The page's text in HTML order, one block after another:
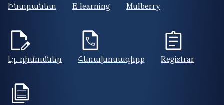
Ինտրանետ E-learning Mulberry
Էլ. դիմումներ Հեռախոսագիրք Registrar